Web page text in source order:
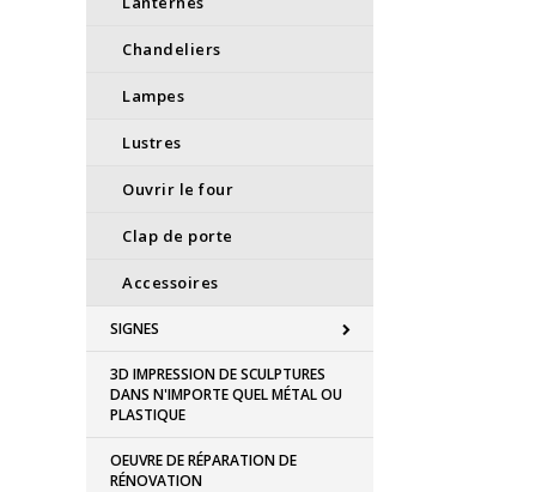
Chandeliers
Lampes
Lustres
Ouvrir le four
Clap de porte
Accessoires
SIGNES
3D IMPRESSION DE SCULPTURES
DANS N'IMPORTE QUEL MÉTAL OU
PLASTIQUE
OEUVRE DE RÉPARATION DE
RÉNOVATION